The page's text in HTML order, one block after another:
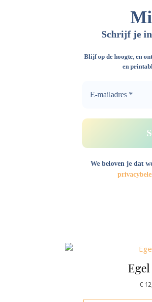
Schrijf je
Blijf op de hoogte, en
en
We beloven je dat
€